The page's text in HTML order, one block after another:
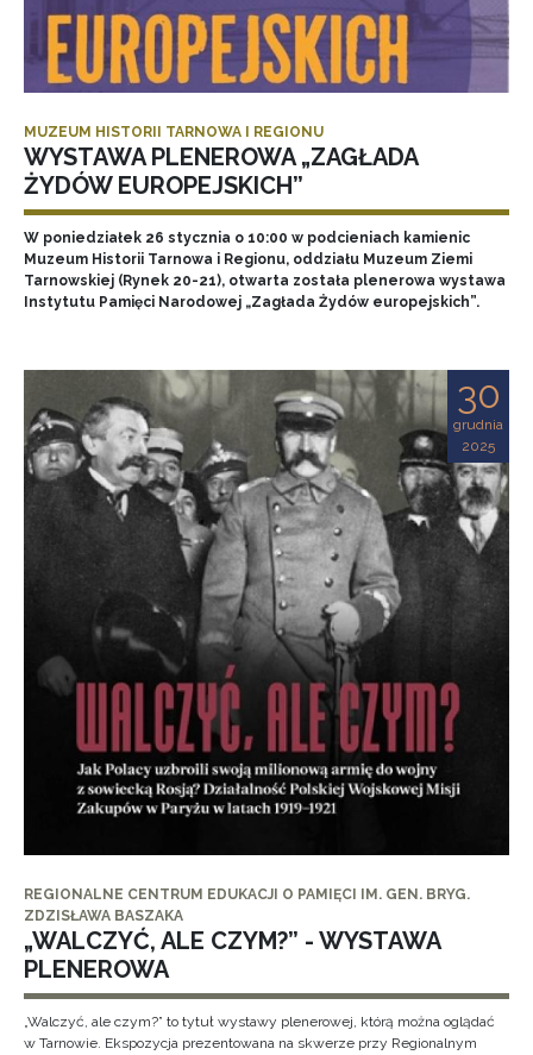
MUZEUM HISTORII TARNOWA I REGIONU
WYSTAWA PLENEROWA „ZAGŁADA
ŻYDÓW EUROPEJSKICH”
W poniedziałek 26 stycznia o 10:00 w podcieniach kamienic
Muzeum Historii Tarnowa i Regionu, oddziału Muzeum Ziemi
Tarnowskiej (Rynek 20-21), otwarta została plenerowa wystawa
Instytutu Pamięci Narodowej „Zagłada Żydów europejskich”.
30
grudnia
2025
REGIONALNE CENTRUM EDUKACJI O PAMIĘCI IM. GEN. BRYG.
ZDZISŁAWA BASZAKA
„WALCZYĆ, ALE CZYM?” - WYSTAWA
PLENEROWA
„Walczyć, ale czym?” to tytuł wystawy plenerowej, którą można oglądać
w Tarnowie. Ekspozycja prezentowana na skwerze przy Regionalnym